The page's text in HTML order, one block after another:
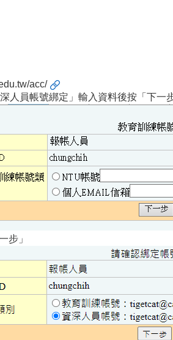
acc/
人員帳號綁定」輸入資料後按「下一步
步」